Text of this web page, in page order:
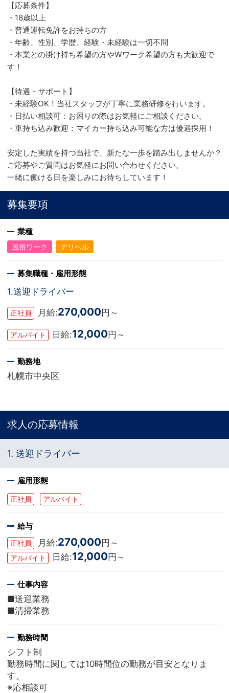
【応募条件】
・18歳以上
・普通運転免許をお持ちの方
・年齢、性別、学歴、経験・未経験は一切不問
・本業との掛け持ち希望の方やWワーク希望の方も大歓迎で
す！
【待遇・サポート】
・未経験OK！当社スタッフが丁寧に業務研修を行います。
・日払い相談可：お困りの際はお気軽にご相談ください。
・車持ち込み歓迎：マイカー持ち込み可能な方は優遇採用！
安定した実績を持つ当社で、新たな一歩を踏み出しませんか？
ご応募やご質問はお気軽にお問い合わせください。
一緒に働ける日を楽しみにお待ちしています！
募集要項
業種
風俗ワーク デリヘル
募集職種・雇用形態
1.送迎ドライバー
正社員 月給:270,000 円～
アルバイト 日給:12,000円～
勤務地
札幌市中央区
求人の応募情報
1. 送迎ドライバー
雇用形態
正社員 アルバイト
給与
正社員 月給:270,000円～
アルバイト 日給:12,000 円～
仕事内容
■送迎業務
■清掃業務
勤務時間
シフト制
勤務時間に関しては10時間位の勤務が目安となりま
す。
※応相談可